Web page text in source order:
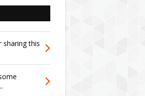
sharing this